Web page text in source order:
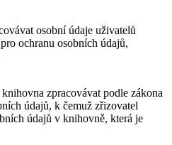
osobní údaje uživatelů
ochranu osobních údajů,
zpracovávat podle zákona
údajů, k čemuž zřizovatel
údajů v knihovně, která je